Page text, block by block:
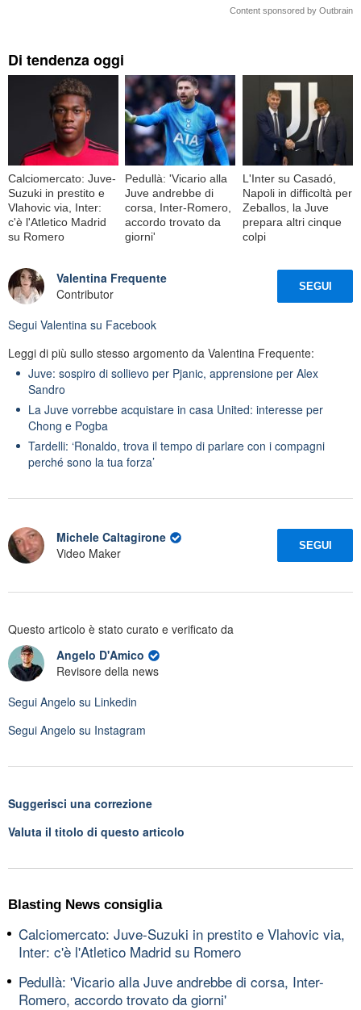
Content sponsored by Outbrain
Di tendenza oggi
Calciomercato: Juve-
Suzuki in prestito e
Vlahovic via, Inter:
c'è l'Atletico Madrid
su Romero
Pedullà: 'Vicario alla
Juve andrebbe di
corsa, Inter-Romero,
accordo trovato da
giorni'
L'Inter su Casadó,
Napoli in difficoltà per
Zeballos, la Juve
prepara altri cinque
colpi
Valentina Frequente
Contributor
SEGUI
Segui Valentina su Facebook
Leggi di più sullo stesso argomento da Valentina Frequente:
Juve: sospiro di sollievo per Pjanic, apprensione per Alex
Sandro
La Juve vorrebbe acquistare in casa United: interesse per
Chong e Pogba
Tardelli: ‘Ronaldo, trova il tempo di parlare con i compagni
perché sono la tua forza’
Michele Caltagirone
Video Maker
SEGUI
Questo articolo è stato curato e verificato da
Angelo D'Amico
Revisore della news
Segui Angelo su Linkedin
Segui Angelo su Instagram
Suggerisci una correzione
Valuta il titolo di questo articolo
Blasting News consiglia
Calciomercato: Juve-Suzuki in prestito e Vlahovic via,
Inter: c'è l'Atletico Madrid su Romero
Pedullà: 'Vicario alla Juve andrebbe di corsa, Inter-
Romero, accordo trovato da giorni'